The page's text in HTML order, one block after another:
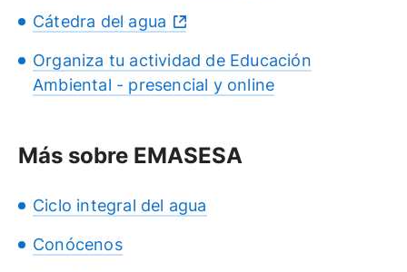
Cátedra del agua
Organiza tu actividad de Educación
Ambiental - presencial y online
Más sobre EMASESA
Ciclo integral del agua
Conócenos